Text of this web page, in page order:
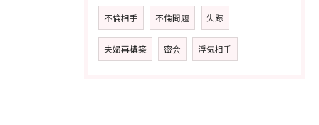
不倫相手 不倫問題 失踪
夫婦再構築 密会 浮気相手